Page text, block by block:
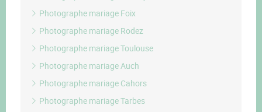
Photographe mariage Foix
Photographe mariage Rodez
Photographe mariage Toulouse
Photographe mariage Auch
Photographe mariage Cahors
Photographe mariage Tarbes